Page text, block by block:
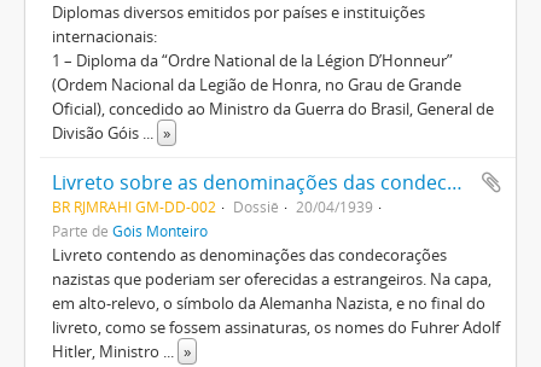
Diplomas diversos emitidos por países e instituições
internacionais:
1 – Diploma da “Ordre National de la Légion D’Honneur”
(Ordem Nacional da Legião de Honra, no Grau de Grande
Oficial), concedido ao Ministro da Guerra do Brasil, General de
Divisão Góis ... »
Livreto sobre as denominações das condecorações nazistas concedidas a estrangeiros
BR RJMRAHI GM-DD-002 Dossiê
20/04/1939
Parte de Góis Monteiro
Livreto contendo as denominações das condecorações
nazistas que poderiam ser oferecidas a estrangeiros. Na capa,
em alto-relevo, o símbolo da Alemanha Nazista, e no final do
livreto, como se fossem assinaturas, os nomes do Fuhrer Adolf
Hitler, Ministro ... »